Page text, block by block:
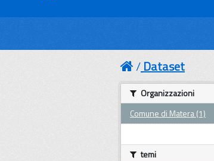
Dataset
Organizzazioni
Comune di Matera (1)
temi